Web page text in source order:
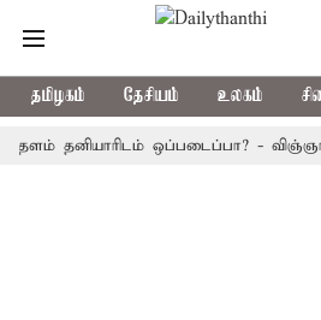
தமிழகம் தேசியம் உலகம்
ஒப்படைப்பா? - விஞ்ஞானிகள்